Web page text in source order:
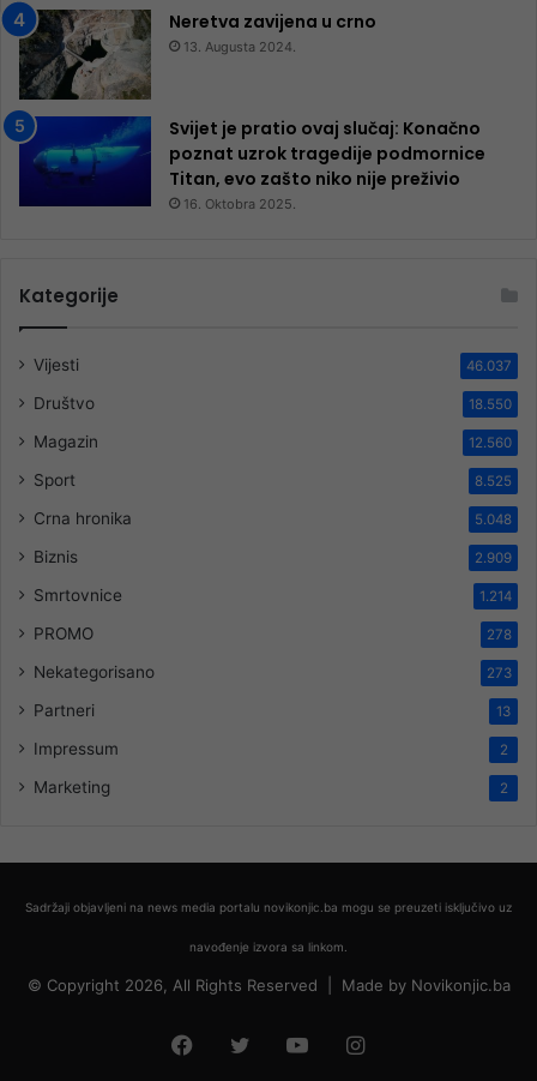
Neretva zavijena u crno
13. Augusta 2024.
Svijet je pratio ovaj slučaj: Konačno
poznat uzrok tragedije podmornice
Titan, evo zašto niko nije preživio
16. Oktobra 2025.
Kategorije
Vijesti 46.037
Društvo 18.550
Magazin 12.560
Sport 8.525
Crna hronika 5.048
Biznis 2.909
Smrtovnice 1.214
PROMO 278
Nekategorisano 273
Partneri 13
Impressum 2
Marketing 2
Sadržaji objavljeni na news media portalu novikonjic.ba mogu se preuzeti isključivo uz
navođenje izvora sa linkom.
© Copyright 2026, All Rights Reserved | Made by Novikonjic.ba
Facebook
TwitterYouTubeInstagram